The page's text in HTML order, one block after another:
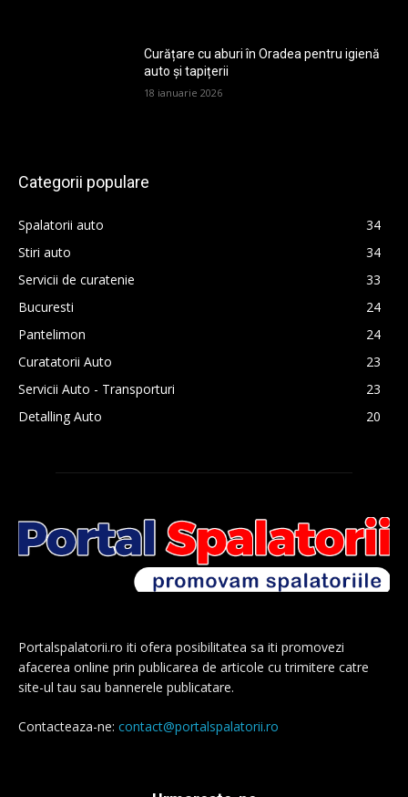
Curățare cu aburi în Oradea pentru igienă
auto și tapițerii
18 ianuarie 2026
Categorii populare
Spalatorii auto
34
Stiri auto
34
Servicii de curatenie
33
Bucuresti
24
Pantelimon
24
Curatatorii Auto
23
Servicii Auto - Transporturi
23
Detalling Auto
20
Portalspalatorii.ro iti ofera posibilitatea sa iti promovezi
afacerea online prin publicarea de articole cu trimitere catre
site-ul tau sau bannerele publicatare.
Contacteaza-ne: contact@portalspalatorii.ro